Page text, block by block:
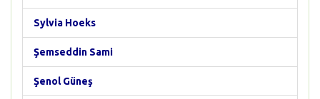
Sylvia Hoeks
Şemseddin Sami
Şenol Güneş